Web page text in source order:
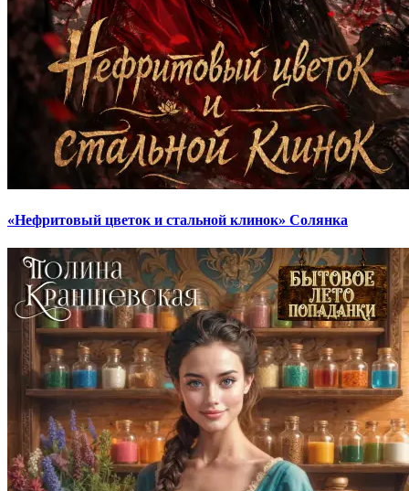
«Нефритовый цветок и стальной клинок» Солянка